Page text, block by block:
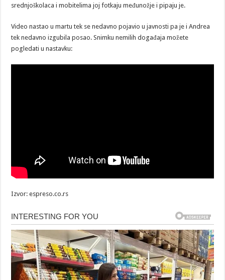
srednjoškolaca i mobitelima joj fotkaju međunožje i pipaju je.
Video nastao u martu tek se nedavno pojavio u javnosti pa je i Andrea
tek nedavno izgubila posao. Snimku nemilih događaja možete
pogledati u nastavku:
Izvor: espreso.co.rs